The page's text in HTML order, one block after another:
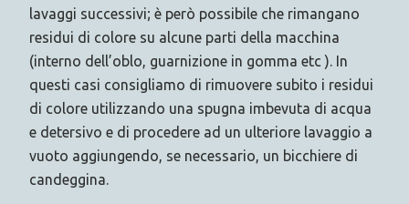
lavaggi successivi; è però possibile che rimangano
residui di colore su alcune parti della macchina
(interno dell’oblo, guarnizione in gomma etc ). In
questi casi consigliamo di rimuovere subito i residui
di colore utilizzando una spugna imbevuta di acqua
e detersivo e di procedere ad un ulteriore lavaggio a
vuoto aggiungendo, se necessario, un bicchiere di
candeggina.